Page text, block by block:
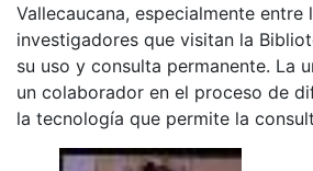
Vallecaucana, especialmente entre
investigadores que visitan la
su uso y consulta permanente. La
un colaborador en el proceso de
la tecnología que permite la